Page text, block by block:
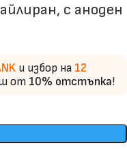
с аноден
и избор на 12
от 10% отстъпка!